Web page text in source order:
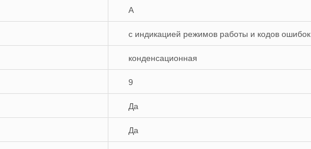
A
с индикацией режимов работы и кодов ошибок
конденсационная
9
Да
Да